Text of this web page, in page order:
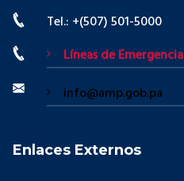
Tel.: +(507) 501-5000
Líneas de Emergencia
info@amp.gob.pa
Enlaces Externos